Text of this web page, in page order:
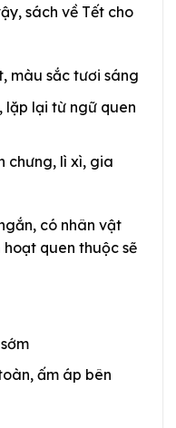
sách về Tết cho
màu sắc tươi sáng
lặp lại từ ngữ quen
chưng, lì xì, gia
có nhân vật
hoạt quen thuộc sẽ
ấm áp bên